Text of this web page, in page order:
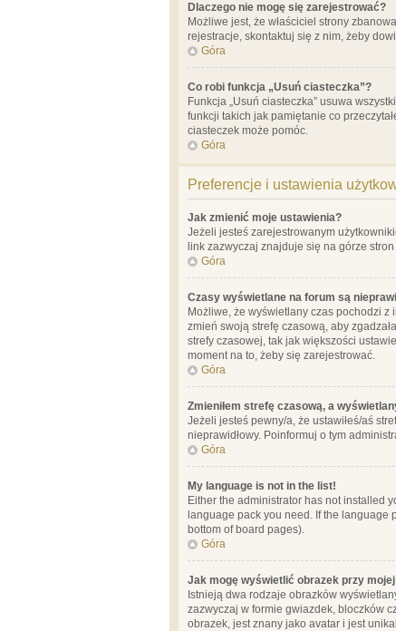
Dlaczego nie mogę się zarejestrować?
Możliwe jest, że właściciel strony
rejestracje, skontaktuj się z nim, żeby
Góra
Co robi funkcja „Usuń ciasteczka”?
Funkcja „Usuń ciasteczka” usuwa
funkcji takich jak pamiętanie co
ciasteczek może pomóc.
Góra
Preferencje i ustawienia
Jak zmienić moje ustawienia?
Jeżeli jesteś zarejestrowanym
link zazwyczaj znajduje się na górze
Góra
Czasy wyświetlane na forum są
Możliwe, że wyświetlany czas pochodzi
zmień swoją strefę czasową, aby
strefy czasowej, tak jak większości
moment na to, żeby się zarejestrować.
Góra
Zmieniłem strefę czasową, a
Jeżeli jesteś pewny/a, że ustawiłeś/aś
nieprawidłowy. Poinformuj o tym
Góra
My language is not in the list!
Either the administrator has not installed
language pack you need. If the language
bottom of board pages).
Góra
Jak mogę wyświetlić obrazek przy
Istnieją dwa rodzaje obrazków
zazwyczaj w formie gwiazdek, bloczków
obrazek, jest znany jako avatar i jest